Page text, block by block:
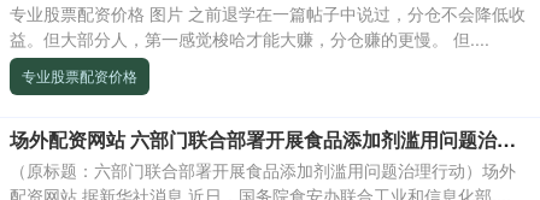
专业股票配资价格 图片 之前退学在一篇帖子中说过，分仓不会降低收
益。但大部分人，第一感觉梭哈才能大赚，分仓赚的更慢。 但....
专业股票配资价格
场外配资网站 六部门联合部署开展食品添加剂滥用问题治理行动
（原标题：六部门联合部署开展食品添加剂滥用问题治理行动）场外